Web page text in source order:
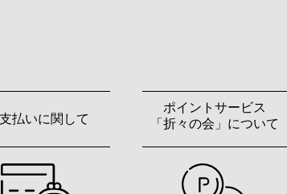
払いに関して
ポイントサービス
「折々の会」について